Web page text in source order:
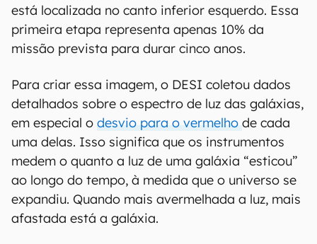
está localizada no canto inferior esquerdo. Essa
primeira etapa representa apenas 10% da
missão prevista para durar cinco anos.
Para criar essa imagem, o DESI coletou dados
detalhados sobre o espectro de luz das galáxias,
em especial o desvio para o vermelho de cada
uma delas. Isso significa que os instrumentos
medem o quanto a luz de uma galáxia “esticou”
ao longo do tempo, à medida que o universo se
expandiu. Quando mais avermelhada a luz, mais
afastada está a galáxia.